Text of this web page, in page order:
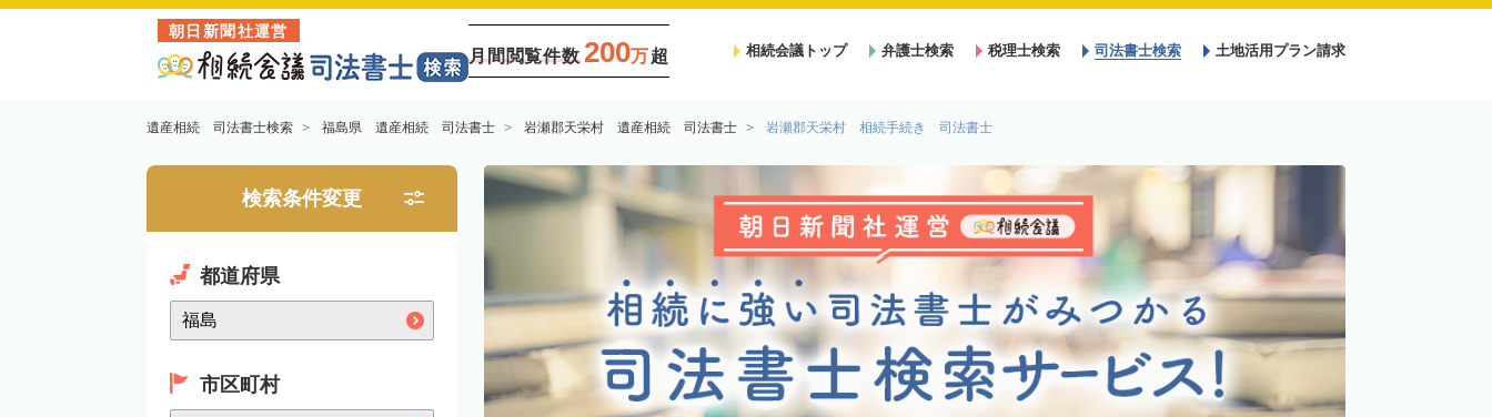
朝日新聞社運営
月間閲覧件数 200万超 相続会議トップ 弁護士検索 税理士検索 司法書士検索 土地活用プラン請求
遺産相続 司法書士検索 福島県 遺産相続 司法書士 岩瀬郡天栄村 遺産相続 司法書士 岩瀬郡天栄村 相続手続き 司法書士
検索条件変更
都道府県
市区町村